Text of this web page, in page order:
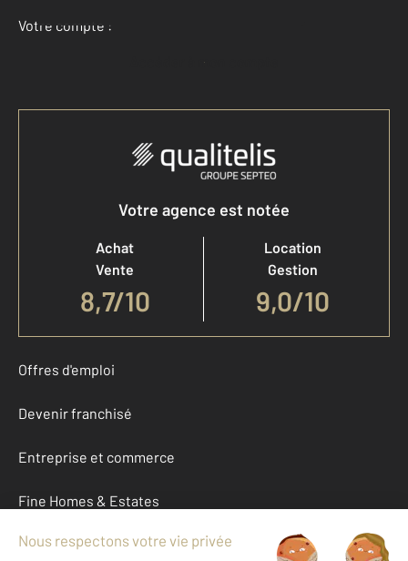
Votre compte :
Accéder à mon compte
Votre agence est notée
Achat
Vente
8,7/10
Location
Gestion
9,0/10
Offres d'emploi
Devenir franchisé
Entreprise et commerce
Fine Homes & Estates
À propos